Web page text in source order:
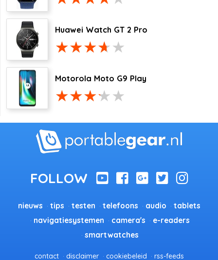
Huawei Watch GT 2 Pro
Motorola Moto G9 Play
nieuws tips testen telefoons audio
tablets
navigatiesystemen
camera's
e-readers
smartwatches
contact disclaimer cookiebeleid rss-feeds